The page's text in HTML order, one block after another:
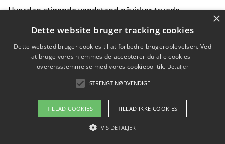
Hvordan stigende vandstand påvirker truede
Sådan vælger du de bedste vandrerygsække til
vandreture i Danmark
Copyright 2026 - Pilanto Aps
Om / kontakt
×
Dette website bruger tracking cookies
Dette websted bruger cookies til at forbedre brugeroplevelsen. Ved
at bruge vores hjemmeside accepterer du alle cookies i
overensstemmelse med vores cookiepolitik. Detaljer
STRENGT NØDVENDIGE
TILLAD COOKIES TILLAD IKKE COOKIES
VIS DETALJER